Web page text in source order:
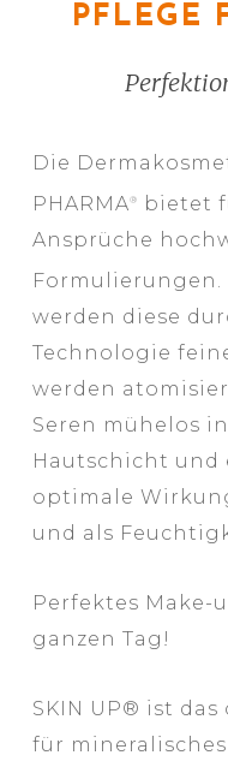
PFLEGE
Die
PHARMA®
bietet
Ansprüche
Formulierungen.
werden diese
Technologie
werden
Seren mühelos
Hautschicht und
optimale
und als
Perfektes Make-
ganzen Tag!
SKIN UP® ist
für